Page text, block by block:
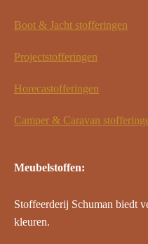
Boot & Jacht stofferingen
Projectstofferingen
Horecastofferingen
Camper & Caravan
Meubelstoffen:
Stoffeerderij Schuman biedt
kleuren.